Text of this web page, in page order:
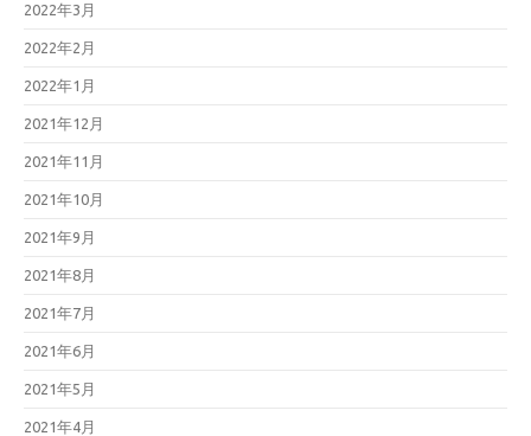
2022年3月
2022年2月
2022年1月
2021年12月
2021年11月
2021年10月
2021年9月
2021年8月
2021年7月
2021年6月
2021年5月
2021年4月